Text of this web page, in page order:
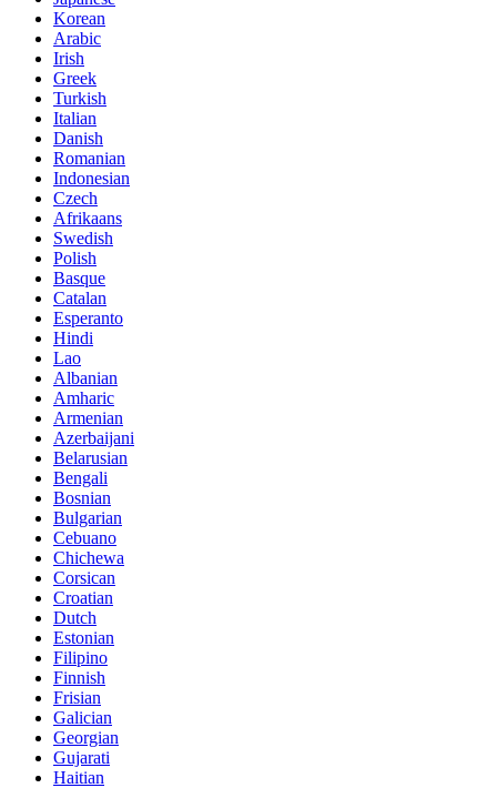
Korean
Arabic
Irish
Greek
Turkish
Italian
Danish
Romanian
Indonesian
Czech
Afrikaans
Swedish
Polish
Basque
Catalan
Esperanto
Hindi
Lao
Albanian
Amharic
Armenian
Azerbaijani
Belarusian
Bengali
Bosnian
Bulgarian
Cebuano
Chichewa
Corsican
Croatian
Dutch
Estonian
Filipino
Finnish
Frisian
Galician
Georgian
Gujarati
Haitian